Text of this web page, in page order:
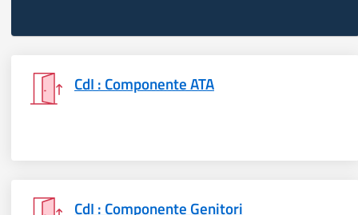
CdI : Componente ATA
CdI : Componente Genitori